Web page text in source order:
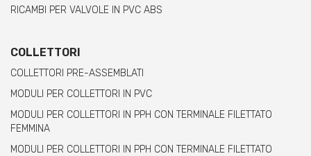
RICAMBI PER VALVOLE IN PVC ABS
COLLETTORI
COLLETTORI PRE-ASSEMBLATI
MODULI PER COLLETTORI IN PVC
MODULI PER COLLETTORI IN PPH CON TERMINALE FILETTATO
FEMMINA
MODULI PER COLLETTORI IN PPH CON TERMINALE FILETTATO